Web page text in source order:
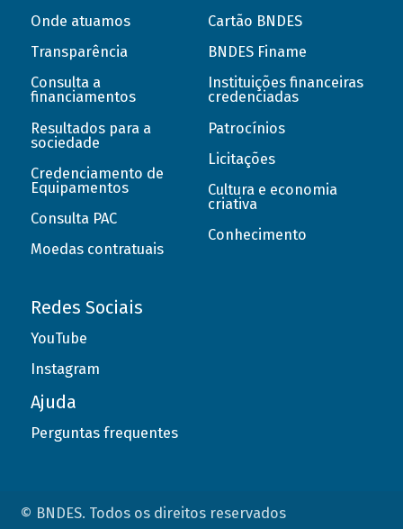
Onde atuamos
Transparência
Consulta a
financiamentos
Resultados para a
sociedade
Credenciamento de
Equipamentos
Consulta PAC
Moedas contratuais
Cartão BNDES
BNDES Finame
Instituições financeiras
credenciadas
Patrocínios
Licitações
Cultura e economia
criativa
Conhecimento
Redes Sociais
YouTube
Instagram
Ajuda
Perguntas frequentes
© BNDES. Todos os direitos reservados